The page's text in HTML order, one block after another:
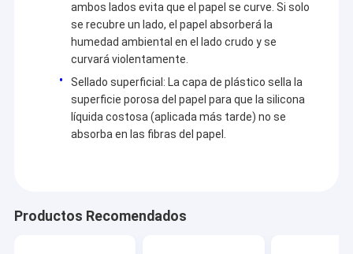
ambos lados evita que el papel se curve. Si solo
se recubre un lado, el papel absorberá la
humedad ambiental en el lado crudo y se
curvará violentamente.
Sellado superficial: La capa de plástico sella la
superficie porosa del papel para que la silicona
líquida costosa (aplicada más tarde) no se
absorba en las fibras del papel.
Productos Recomendados